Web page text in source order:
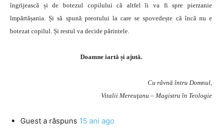
îngrijească și de botezul copilului că altfel îi va fi spre pierzanie
împărtășania. Și să spună preotului la care se spovedește că încă nu e
botezat copilul. Și restul va decide părintele.
Doamne iartă și ajută.
Cu râvnă întru Domnul,
Vitalii Mereuţanu – Magistru în Teologie
Guest a răspuns 15 ani ago